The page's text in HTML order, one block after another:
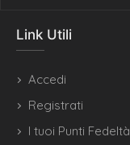
Link Utili
Accedi
Registrati
I tuoi Punti Fedeltà